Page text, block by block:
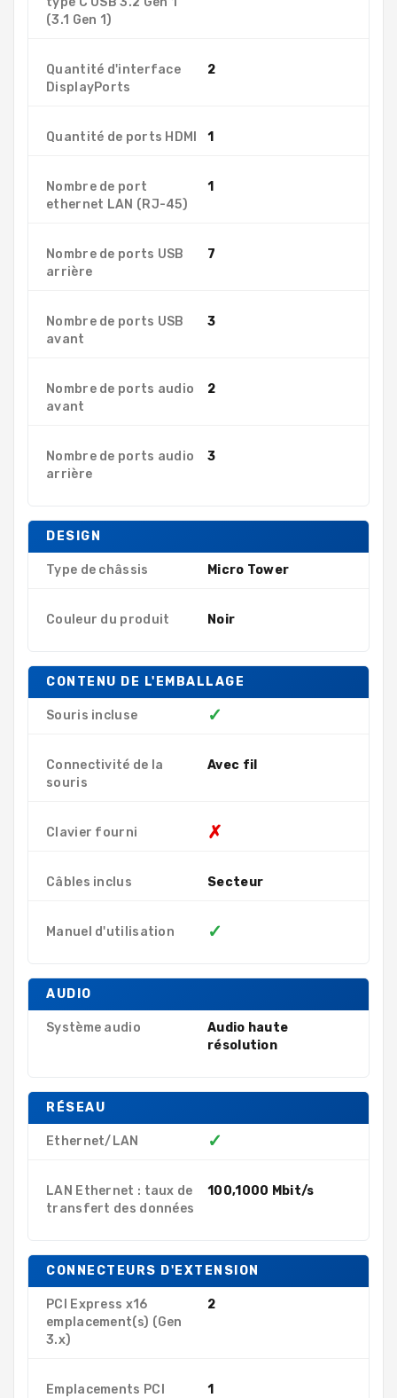
(3.1 Gen 1)
Quantité d'interface
DisplayPorts
2
Quantité de ports HDMI 1
Nombre de port
ethernet LAN (RJ-45)
1
Nombre de ports USB
arrière
7
Nombre de ports USB
avant
3
Nombre de ports audio
avant
2
Nombre de ports audio
arrière
3
DESIGN
Type de châssis Micro Tower
Couleur du produit Noir
CONTENU DE L'EMBALLAGE
Souris incluse ✓
Connectivité de la
souris
Avec fil
Clavier fourni ✗
Câbles inclus Secteur
Manuel d'utilisation ✓
AUDIO
Système audio
Audio haute
résolution
RÉSEAU
Ethernet/LAN ✓
LAN Ethernet : taux de
transfert des données
100,1000 Mbit/s
CONNECTEURS D'EXTENSION
PCI Express x16
emplacement(s) (Gen
3.x)
2
Emplacements PCI
1